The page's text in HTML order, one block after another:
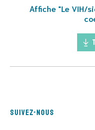
Affiche "Le VIH/
Suivez-nous